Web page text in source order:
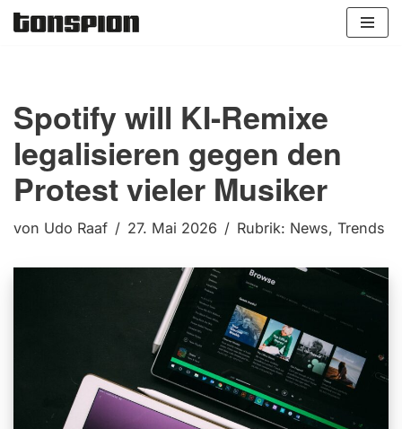
Spotify will KI-Remixe
legalisieren gegen den
Protest vieler Musiker
von Udo Raaf 27. Mai 2026 Rubrik: News, Trends